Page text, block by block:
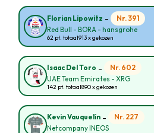
Florian Lipowitz - Nr. 391
Red Bull - BORA - hansgrohe
62 pt. totaal913 x gekozen
Isaac Del Toro - Nr. 602
UAE Team Emirates - XRG
142 pt. totaal890 x gekozen
Kevin Vauquelin - Nr. 227
Netcompany INEOS